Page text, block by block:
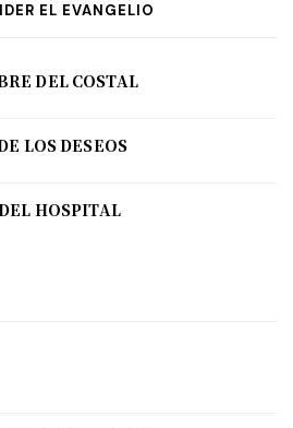
EL EVANGELIO
DEL COSTAL
LOS DESEOS
HOSPITAL